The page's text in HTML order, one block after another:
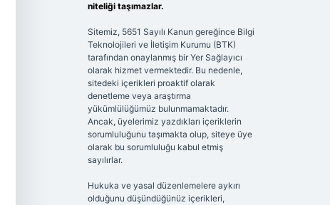
niteliği taşımazlar.
Sitemiz, 5651 Sayılı Kanun gereğince Bilgi
Teknolojileri ve İletişim Kurumu (BTK)
tarafından onaylanmış bir Yer Sağlayıcı
olarak hizmet vermektedir. Bu nedenle,
sitedeki içerikleri proaktif olarak
denetleme veya araştırma
yükümlülüğümüz bulunmamaktadır.
Ancak, üyelerimiz yazdıkları içeriklerin
sorumluluğunu taşımakta olup, siteye üye
olarak bu sorumluluğu kabul etmiş
sayılırlar.
Hukuka ve yasal düzenlemelere aykırı
olduğunu düşündüğünüz içerikleri,